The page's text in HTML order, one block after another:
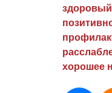
хорошее